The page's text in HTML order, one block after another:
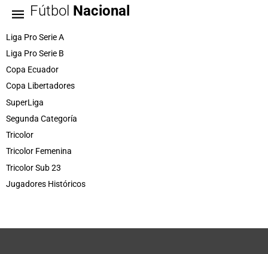
Fútbol Nacional
Liga Pro Serie A
Liga Pro Serie B
Copa Ecuador
Copa Libertadores
SuperLiga
Segunda Categoría
Tricolor
Tricolor Femenina
Tricolor Sub 23
Jugadores Históricos